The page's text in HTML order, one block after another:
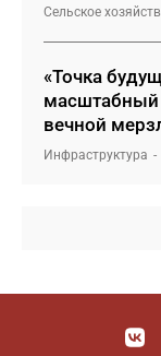
Сельское
«Точка
масштабный
вечной
Инфраструктура